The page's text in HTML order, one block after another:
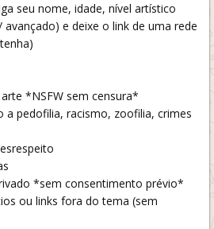
seu nome, idade, nível artístico
e deixe o link de uma rede
*NSFW sem censura*
a pedofilia, racismo, zoofilia, crimes
*sem consentimento prévio*
ou links fora do tema (sem